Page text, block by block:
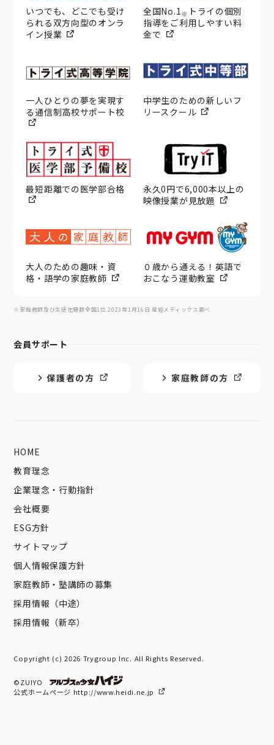
いつでも、どこでも受け
られる双方向型のオンラ
イン授業
全国No.1※ トライの個別
指導をご利用しやすい料
金で
一人ひとりの夢を実現す
る通信制高校サポート校
中学生のための新しいフ
リースクール
最短距離での医学部合格
永久0円で6,000本以上の
映像授業が見放題
大人のための趣味・資
格・語学の家庭教師
０歳から通える！英語で
おこなう運動教室
※家庭教師及び生徒在籍数全国1位 2023年1月16日 産經メディックス調べ
会員サポート
保護者の方 家庭教師の方
HOME
教育理念
企業理念・行動指針
会社概要
ESG方針
サイトマップ
個人情報保護方針
家庭教師・塾講師の募集
採用情報（中途）
採用情報（新卒）
Copyright (c) 2026 Trygroup Inc. All Rights Reserved.
©ZUIYO
公式ホームページ http://www.heidi.ne.jp